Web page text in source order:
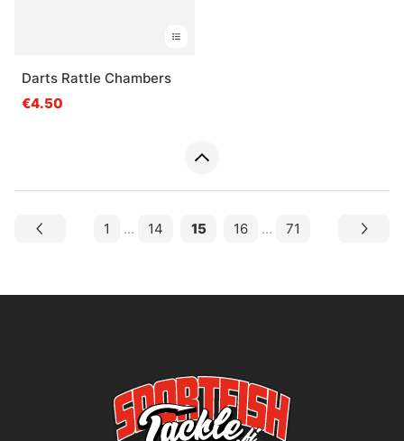
Darts Rattle Chambers
€4.50
1 ... 14 15 16 ... 71